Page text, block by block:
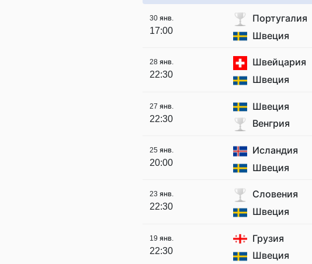
30 янв.
17:00
Португалия
Швеция
28 янв.
22:30
Швейцария
Швеция
27 янв.
22:30
Швеция
Венгрия
25 янв.
20:00
Исландия
Швеция
23 янв.
22:30
Словения
Швеция
19 янв.
22:30
Грузия
Швеция